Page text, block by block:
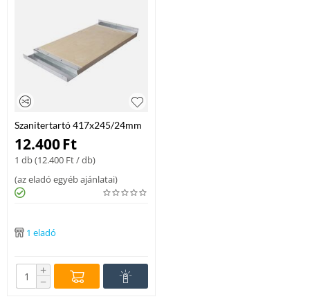
Szanitertartó 417x245/24mm
12.400Ft
1 db (12.400 Ft/ db)
(az eladó egyéb ajánlatai)
1 eladó
+
−